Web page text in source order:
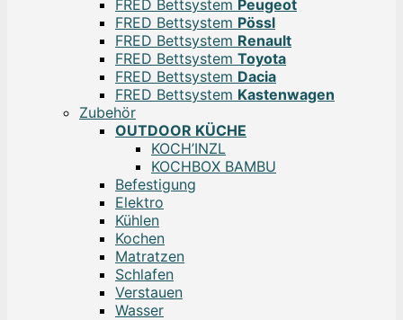
FRED Bettsystem Peugeot
FRED Bettsystem Pössl
FRED Bettsystem Renault
FRED Bettsystem Toyota
FRED Bettsystem Dacia
FRED Bettsystem Kastenwagen
Zubehör
OUTDOOR KÜCHE
KOCH’INZL
KOCHBOX BAMBU
Befestigung
Elektro
Kühlen
Kochen
Matratzen
Schlafen
Verstauen
Wasser